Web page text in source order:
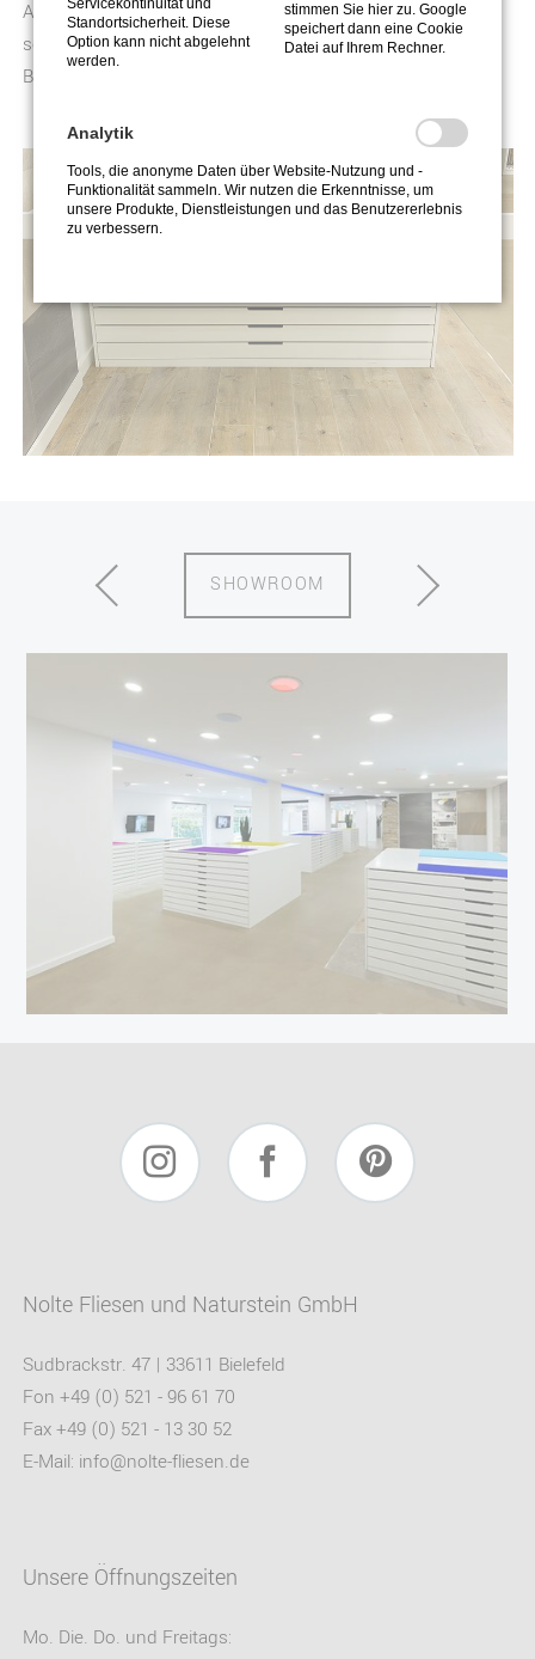
Aber - das wissen bei Fliesen Nolte alle Mitarbeiter - eine
schöne moderne Fliese ist nur so gut, wie die optimale
Beratung und Verlegung im Objekt!
SHOWROOM
Nolte Fliesen und Naturstein GmbH
Sudbrackstr. 47 | 33611 Bielefeld
Fon +49 (0) 521 - 96 61 70
Fax +49 (0) 521 - 13 30 52
E-Mail: info@nolte-fliesen.de
Unsere Öffnungszeiten
Mo. Die. Do. und Freitags:
Servicekontinuität und
Standortsicherheit. Diese
Option kann nicht abgelehnt
werden.
stimmen Sie hier zu. Google
speichert dann eine Cookie
Datei auf Ihrem Rechner.
Analytik
Tools, die anonyme Daten über Website-Nutzung und -
Funktionalität sammeln. Wir nutzen die Erkenntnisse, um
unsere Produkte, Dienstleistungen und das Benutzererlebnis
zu verbessern.